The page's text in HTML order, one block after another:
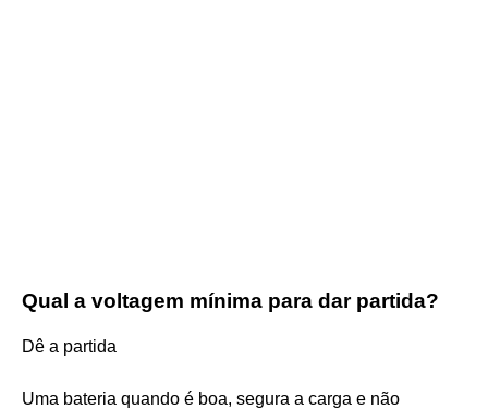
Qual a voltagem mínima para dar partida?
Dê a partida
Uma bateria quando é boa, segura a carga e não